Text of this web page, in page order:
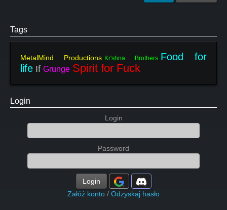
Tags
MetalMind Productions Kr'shna Brothers Food for
life If Grunge Spirit for Fuck
Login
Login
Password
Login
Załóż konto / Odzyskaj hasło